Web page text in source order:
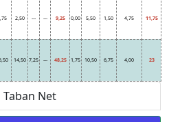
2,50 --- --- 9,25 0,00 5,50 1,50 4,75 11,75
14,50 7,25 --- 48,25 1,75 10,50 6,75 4,00 23
Taban Net